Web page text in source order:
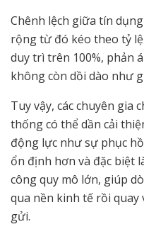
Chênh lệch giữa tín
rộng từ đó kéo theo tỷ
duy trì trên 100%, phản
không còn dồi dào như
Tuy vậy, các chuyên gia
thống có thể dần cải
động lực như sự phục
ổn định hơn và đặc biệt
công quy mô lớn, giúp
qua nền kinh tế rồi
gửi.